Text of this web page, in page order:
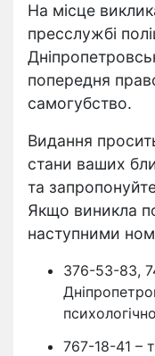
На місце
пресслужбі
попередня
самогубство.
Видання
стани ваших
та
Якщо виникла
наступними
376-53-83,
767-18-41 –